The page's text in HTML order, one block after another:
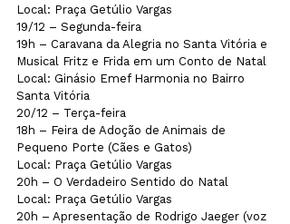
Local: Praça Getúlio Vargas
19/12 – Segunda-feira
19h – Caravana da Alegria no Santa Vitória e
Musical Fritz e Frida em um Conto de Natal
Local: Ginásio Emef Harmonia no Bairro
Santa Vitória
20/12 – Terça-feira
18h – Feira de Adoção de Animais de
Pequeno Porte (Cães e Gatos)
Local: Praça Getúlio Vargas
20h – O Verdadeiro Sentido do Natal
Local: Praça Getúlio Vargas
20h – Apresentação de Rodrigo Jaeger (voz